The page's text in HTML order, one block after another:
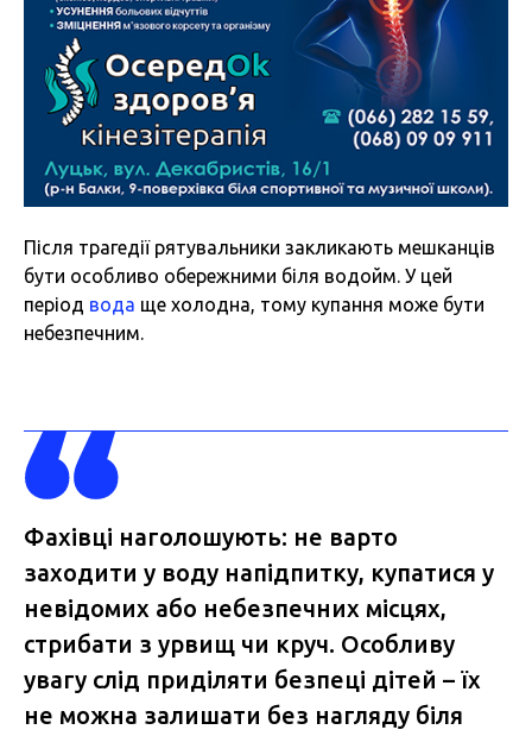
Після трагедії рятувальники закликають мешканців
бути особливо обережними біля водойм. У цей
період вода ще холодна, тому купання може бути
небезпечним.
Фахівці наголошують: не варто
заходити у воду напідпитку, купатися у
невідомих або небезпечних місцях,
стрибати з урвищ чи круч. Особливу
увагу слід приділяти безпеці дітей – їх
не можна залишати без нагляду біля